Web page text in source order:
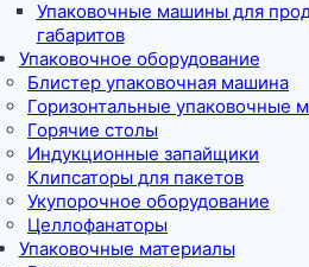
Упаковочные машины для
габаритов
Упаковочное оборудование
Блистер упаковочная машина
Горизонтальные упаковочные
Горячие столы
Индукционные запайщики
Клипсаторы для пакетов
Укупорочное оборудование
Целлофанаторы
Упаковочные материалы